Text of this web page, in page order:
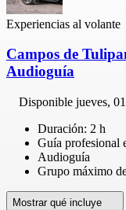
Experiencias al volante
Campos de
Audioguía
Disponible jueves,
Duración: 2 h
Guía profesional
Audioguía
Grupo máximo
Mostrar qué incluye